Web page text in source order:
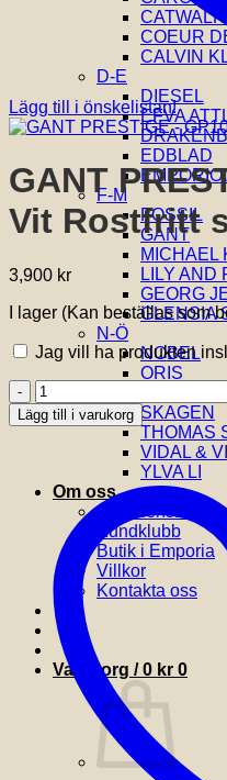
COEUR
CALVIN
D-E
DIESEL
EFVA
EDBLAD
EMPORIO
F-M
FOSSIL
GANT
MICHAEL
LILY AND
GEORG
GLENSIA
N-Ö
NOBEL
ORIS
SIF
SKAGEN
THOMAS
VIDAL &
YLVA LI
Om oss
Om Glensia
Kundklubb
Butik i Emporia
Villkor
Kontakta oss
Varukorg /0 kr 0
Lägg till i önskelistan!
GANT
Vit Rostfritt
3,900 kr
I lager (Kan beställas som
Jag vill ha produkten
GANT
PRESTIGE
-
Rostfritt
mängd
Lägg till i varukorg